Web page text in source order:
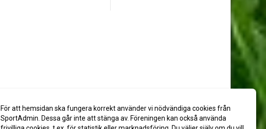
För att hemsidan ska fungera korrekt använder vi nödvändiga cookies från
SportAdmin. Dessa går inte att stänga av. Föreningen kan också använda